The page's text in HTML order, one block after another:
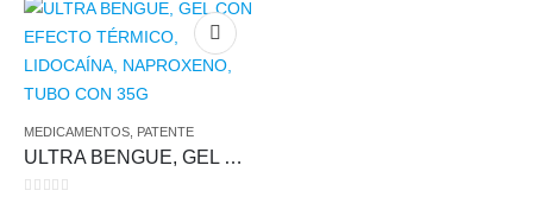
MEDICAMENTOS PATENTE
ULTRA BENGUE, GEL CON EFECTO TÉRMICO, LIDOCAÍNA, NAPROXENO, TUBO CON 35G